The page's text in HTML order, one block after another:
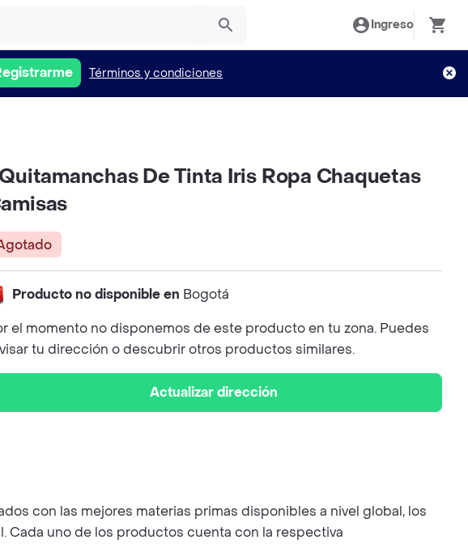
Ingreso
Términos y condiciones
De Tinta Iris Ropa Chaquetas
Producto no disponible en Bogotá
el momento no disponemos de este producto en tu zona. Puedes
tu dirección o descubrir otros productos similares.
Actualizar dirección
con las mejores materias primas disponibles a nivel global, los
Cada uno de los productos cuenta con la respectiva